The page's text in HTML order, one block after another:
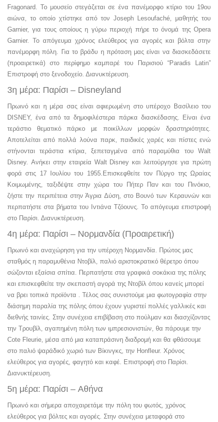
Fragonard. Το μουσείο στεγάζεται σε ένα πανέμορφο κτίριο του 19ου
αιώνα, το οποίο χτίστηκε από τον Joseph Lesoufaché, μαθητής του
Garnier, για τους οποίους η γύρω περιοχή πήρε το όνομά της Opera
Garnier. Το απόγευμα χρόνος ελεύθερος για αγορές και βόλτα στην
πανέμορφη πόλη. Για το βράδυ η πρόταση μας είναι να διασκεδάσετε
(προαιρετικά) στο περίφημο καμπαρέ του Παρισιού “Paradis Latin”
Επιστροφή στο ξενοδοχείο. Διανυκτέρευση.
3η μέρα: Παρίσι – Disneyland
Πρωινό και η μέρα σας είναι αφιερωμένη στο υπέροχο Βασίλειο του
DISNEY, ένα από τα δημοφιλέστερα πάρκα διασκέδασης. Είναι ένα
τεράστιο θεματικό πάρκο με ποικίλλων μορφών δραστηριότητες.
Αποτελείται από πολλά λούνα παρκ, παιδικές χαρές και πίστες ενώ
στήνονται τεράστια κτίρια, ξεπεταγμένα από παραμύθια του Walt
Disney. Ανήκει στην εταιρεία Walt Disney και λειτούργησε για πρώτη
φορά στις 17 Ιουλίου του 1955.Επισκεφθείτε τον Πύργο της Ωραίας
Κοιμωμένης, ταξιδέψτε στην χώρα του Πήτερ Παν και του Πινόκιο,
ζήστε την περιπέτεια στην Άγρια Δύση, στο Βουνό των Κεραυνών και
περπατήστε στα βήματα του Ιντιάνα Τζόουνς. Το απόγευμα επιστροφή
στο Παρίσι. Διανυκτέρευση.
4η μέρα: Παρίσι – Νορμανδία (Προαιρετική)
Πρωινό και αναχώρηση για την υπέροχη Νορμανδία. Πρώτος μας
σταθμός η παραμυθένια Ντoβίλ, παλιό αριστοκρατικό θέρετρο όπου
σώζονται εξαίσια σπίτια. Περπατήστε στα γραφικά σοκάκια της πόλης
και επισκεφθείτε την σκεπαστή αγορά της Ντοβίλ όπου κανείς μπορεί
να βρει τοπικά προϊόντα . Τέλος σας συνιστούμε μια φωτογραφία στην
διάσημη παραλία της πόλης όπου έχουν γυριστεί πολλές γαλλικές και
διεθνής ταινίες. Στην συνέχεια επιβίβαση στο πούλμαν και διασχίζοντας
την Τρουβίλ, αγαπημένη πόλη των ιμπρεσιονιστών, θα πάρουμε την
Cote Fleurie, μέσα από μια καταπράσινη διαδρομή και θα φθάσουμε
στο παλιό ψαράδικό χωριό των Βίκινγκς, την Honfleur. Χρόνος
ελεύθερος για αγορές, φαγητό και καφέ. Επιστροφή στο Παρίσι.
Διανυκτέρευση.
5η μέρα: Παρίσι – Αθήνα
Πρωινό και σήμερα αποχαιρετάμε την πόλη του φωτός, χρόνος
ελεύθερος για βόλτες και αγορές. Στην συνέχεια μεταφορά στο